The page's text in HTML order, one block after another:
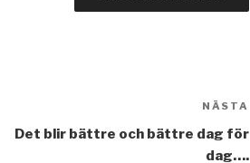
NÄSTA
Det blir bättre och bättre dag för
dag….